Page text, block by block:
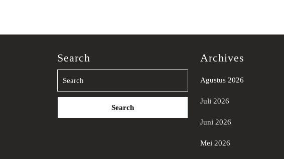
Search
Search
Archives
Agustus 2026
Juli 2026
Juni 2026
Mei 2026